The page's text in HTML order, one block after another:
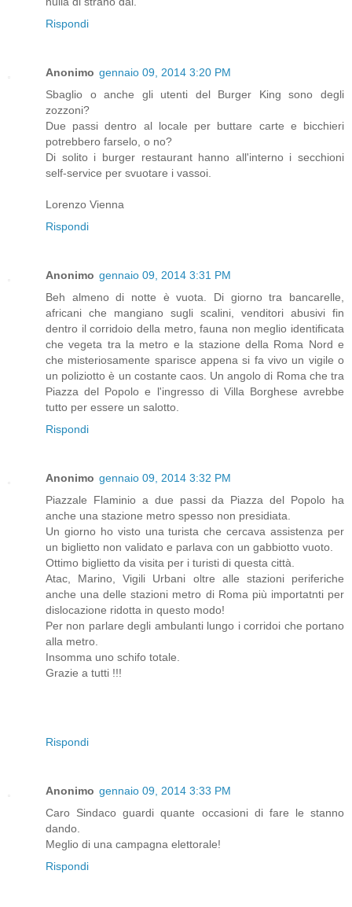
Rispondi
Anonimo gennaio 09, 2014 3:20 PM
Sbaglio o anche gli utenti del Burger King sono degli
zozzoni?
Due passi dentro al locale per buttare carte e bicchieri
potrebbero farselo, o no?
Di solito i burger restaurant hanno all'interno i secchioni
self-service per svuotare i vassoi.
Lorenzo Vienna
Rispondi
Anonimo gennaio 09, 2014 3:31 PM
Beh almeno di notte è vuota. Di giorno tra bancarelle,
africani che mangiano sugli scalini, venditori abusivi fin
dentro il corridoio della metro, fauna non meglio identificata
che vegeta tra la metro e la stazione della Roma Nord e
che misteriosamente sparisce appena si fa vivo un vigile o
un poliziotto è un costante caos. Un angolo di Roma che tra
Piazza del Popolo e l'ingresso di Villa Borghese avrebbe
tutto per essere un salotto.
Rispondi
Anonimo gennaio 09, 2014 3:32 PM
Piazzale Flaminio a due passi da Piazza del Popolo ha
anche una stazione metro spesso non presidiata.
Un giorno ho visto una turista che cercava assistenza per
un biglietto non validato e parlava con un gabbiotto vuoto.
Ottimo biglietto da visita per i turisti di questa città.
Atac, Marino, Vigili Urbani oltre alle stazioni periferiche
anche una delle stazioni metro di Roma più importatnti per
dislocazione ridotta in questo modo!
Per non parlare degli ambulanti lungo i corridoi che portano
alla metro.
Insomma uno schifo totale.
Grazie a tutti !!!
Rispondi
Anonimo gennaio 09, 2014 3:33 PM
Caro Sindaco guardi quante occasioni di fare le stanno
dando.
Meglio di una campagna elettorale!
Rispondi